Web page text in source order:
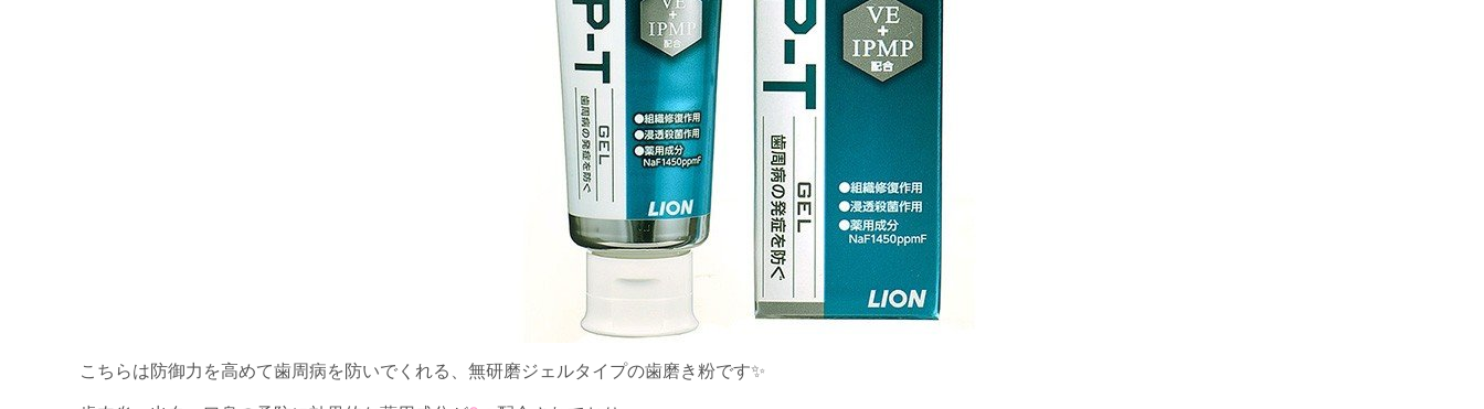
こちらは防御力を高めて歯周病を防いでくれる、無研磨ジェルタイプの歯磨き粉です✨